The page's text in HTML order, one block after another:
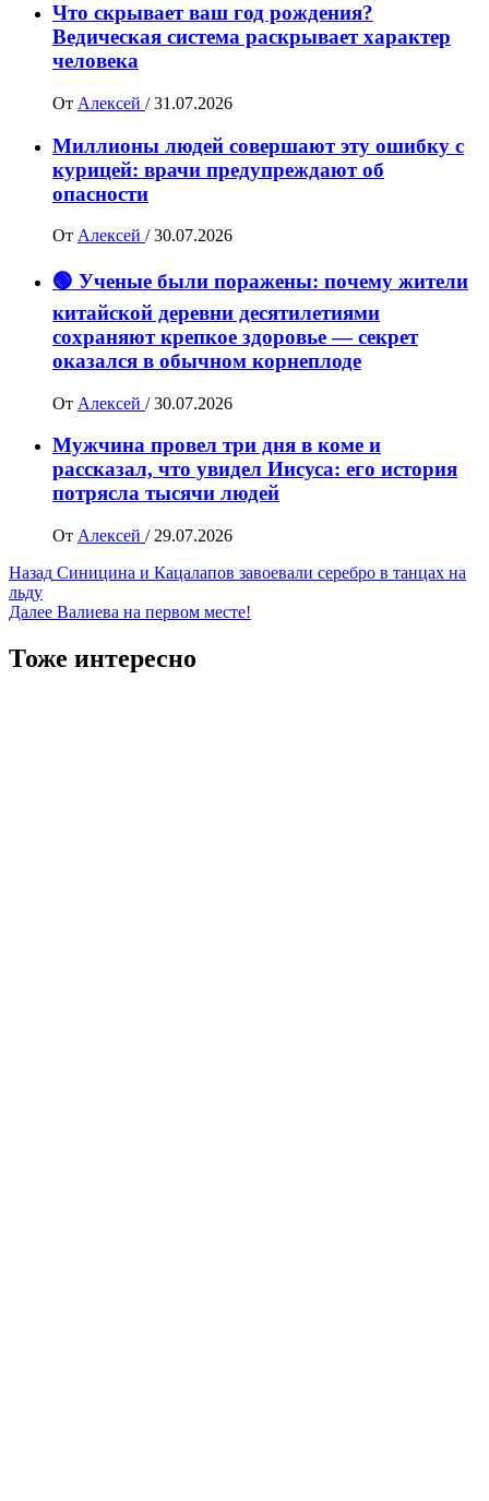
Что скрывает ваш год рождения?
Ведическая система раскрывает характер
человека
От Алексей / 31.07.2026
Миллионы людей совершают эту ошибку с
курицей: врачи предупреждают об
опасности
От Алексей / 30.07.2026
🟢 Ученые были поражены: почему жители
китайской деревни десятилетиями
сохраняют крепкое здоровье — секрет
оказался в обычном корнеплоде
От Алексей / 30.07.2026
Мужчина провел три дня в коме и
рассказал, что увидел Иисуса: его история
потрясла тысячи людей
От Алексей / 29.07.2026
Навигация
записи
Назад Синицина и Кацалапов завоевали серебро в танцах на
льду
Далее Валиева на первом месте!
Тоже интересно